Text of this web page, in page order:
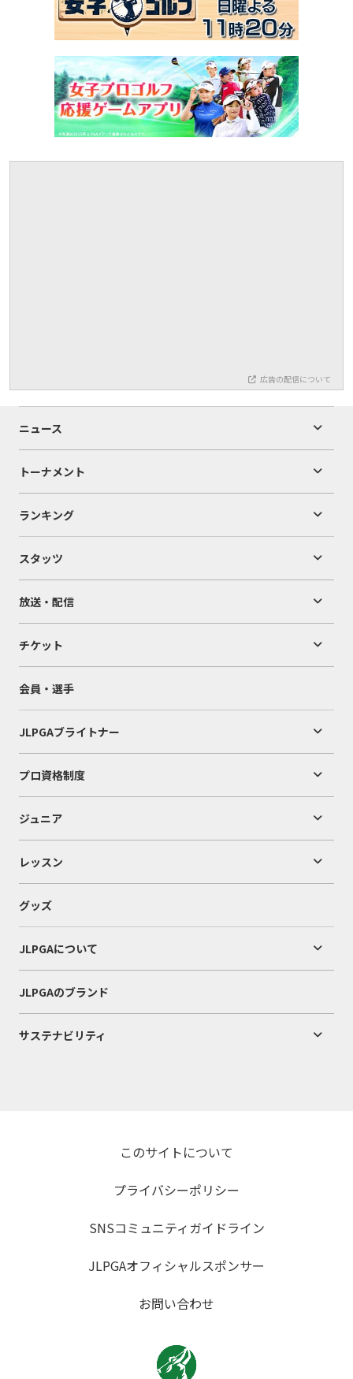
広告の配信について
ニュース
トーナメント
ランキング
スタッツ
放送・配信
チケット
会員・選手
JLPGAブライトナー
プロ資格制度
ジュニア
レッスン
グッズ
JLPGAについて
JLPGAのブランド
サステナビリティ
このサイトについて
プライバシーポリシー
SNSコミュニティガイドライン
JLPGAオフィシャルスポンサー
お問い合わせ